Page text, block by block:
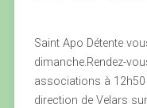
Saint Apo Détente
dimanche.Rendez-
associations à
direction de Velars